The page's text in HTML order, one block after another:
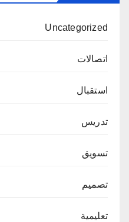
Uncategorized
اتصالات
استقبال
تدريس
تسويق
تصميم
تعليمية